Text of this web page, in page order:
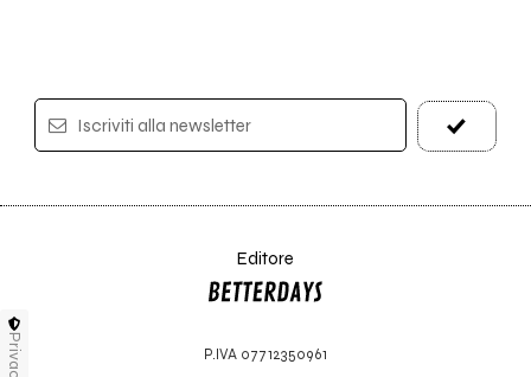
Iscriviti alla newsletter
Editore
P.IVA 07712350961
Privacy